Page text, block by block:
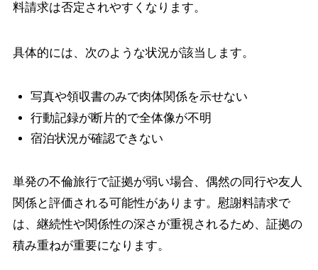
料請求は否定されやすくなります。
具体的には、次のような状況が該当します。
写真や領収書のみで肉体関係を示せない
行動記録が断片的で全体像が不明
宿泊状況が確認できない
単発の不倫旅行で証拠が弱い場合、偶然の同行や友人
関係と評価される可能性があります。慰謝料請求で
は、継続性や関係性の深さが重視されるため、証拠の
積み重ねが重要になります。